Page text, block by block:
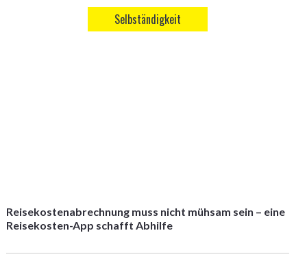
Selbständigkeit
Reisekostenabrechnung muss nicht mühsam sein – eine
Reisekosten-App schafft Abhilfe